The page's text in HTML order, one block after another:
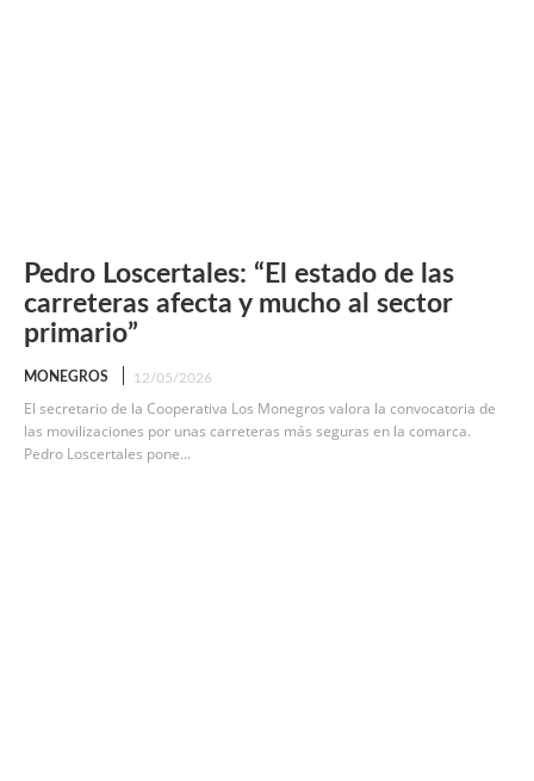
Pedro Loscertales: “El estado de las
carreteras afecta y mucho al sector
primario”
MONEGROS 12/05/2026
El secretario de la Cooperativa Los Monegros valora la convocatoria de
las movilizaciones por unas carreteras más seguras en la comarca.
Pedro Loscertales pone...